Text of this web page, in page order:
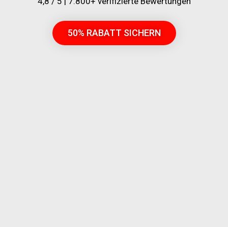
50% RABATT SICHERN